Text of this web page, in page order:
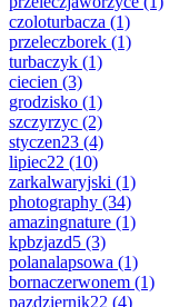
czoloturbacza (1)
przeleczborek (1)
turbaczyk (1)
ciecien (3)
grodzisko (1)
szczyrzyc (2)
styczen23 (4)
lipiec22 (10)
zarkalwaryjski (1)
photography (34)
amazingnature (1)
kpbzjazd5 (3)
polanalapsowa (1)
bornaczerwonem (1)
pazdziernik22 (4)